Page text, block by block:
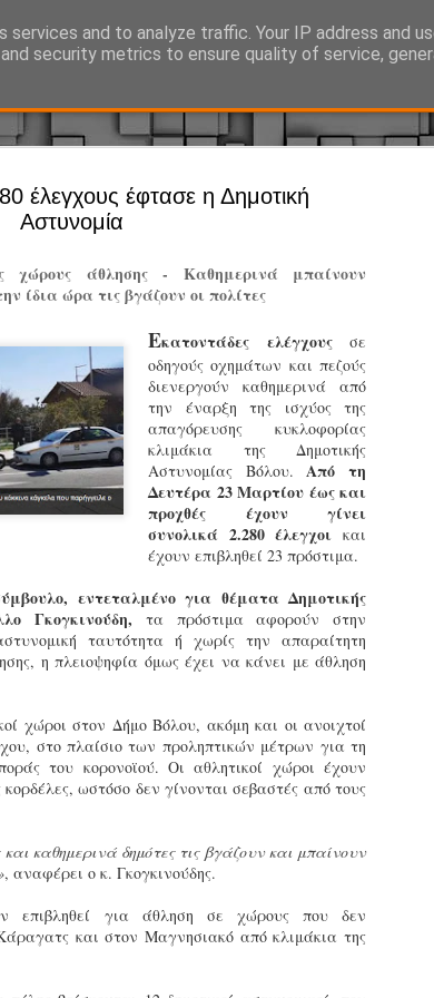
έλεγχους έφτασε η Δημοτική
Αστυνομία
χώρους άθλησης - Καθημερινά μπαίνουν
ίδια ώρα τις βγάζουν οι πολίτες
Εκατοντάδες ελέγχους σε
οδηγούς οχημάτων και πεζούς
διενεργούν καθημερινά από
την έναρξη της ισχύος της
απαγόρευσης κυκλοφορίας
κλιμάκια της Δημοτικής
Αστυνομίας Βόλου.Από τη
Δευτέρα 23 Μαρτίου έως και
προχθές έχουν γίνει
συνολικά 2.280 έλεγχοι και
έχουν επιβληθεί 23 πρόστιμα.
εντεταλμένο για θέματα Δημοτικής
Γκογκινούδη, τα πρόστιμα αφορούν στην
ταυτότητα ή χωρίς την απαραίτητη
η πλειοψηφία όμως έχει να κάνει με άθληση
χώροι στον Δήμο Βόλου, ακόμη και οι ανοιχτοί
στο πλαίσιο των προληπτικών μέτρων για τη
του κορονοϊού. Οι αθλητικοί χώροι έχουν
ωστόσο δεν γίνονται σεβαστές από τους
καθημερινά δημότες τις βγάζουν και μπαίνουν
, αναφέρει ο κ. Γκογκινούδης.
επιβληθεί για άθληση σε χώρους που δεν
και στον Μαγνησιακό από κλιμάκια της
and to analyze traffic. Your IP address and
security metrics to ensure quality of service,
γύρω από τη Δημοτική Αστυνομία, την τοπική
JUL
Άργος -
Η Δημοτική Αστυνομία
καθώς από την 1η
επιχειρησιακή
παρουσία του Δήμου
χώρους.
Η νέα υπηρεσία θα
εκπαιδευμένους
ήδη ολοκληρώσει την
είναι έτοιμοι να
Στο πλαίσιο της
ολοκαίνουργια
τις περιπολίες και τις
στελεχών της υπηρεσίας.
σε ιδιοκτήτες
Θεσσαλονίκης: Ένταση